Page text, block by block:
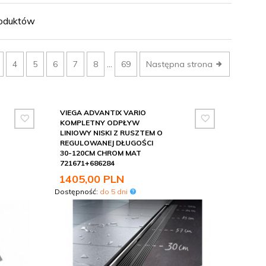
i daje estetyczny, dopracowany efekt. W naszym
McAlpine, Viega i KFA. Przed zakupem dobrze jest
na przemyślaną i zadbaną. Zwróć też uwagę na
Jeśli potrzebujesz pomocy w doborze, chętnie
4 5 6 7 8 ... 69 Następna strona
VIEGA ADVANTIX VARIO
KOMPLETNY ODPŁYW
LINIOWY NISKI Z RUSZTEM O
REGULOWANEJ DŁUGOŚCI
30-120CM CHROM MAT
721671+686284
1405,00 PLN
Dostępność: do 5 dni